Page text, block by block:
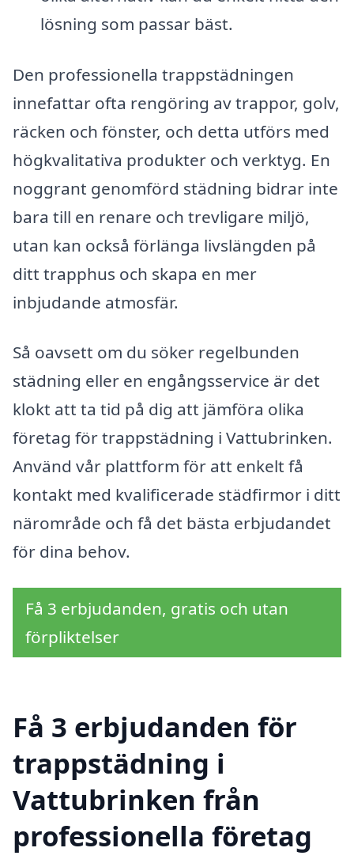
lösning som passar bäst.
Den professionella trappstädningen
innefattar ofta rengöring av trappor, golv,
räcken och fönster, och detta utförs med
högkvalitativa produkter och verktyg. En
noggrant genomförd städning bidrar inte
bara till en renare och trevligare miljö,
utan kan också förlänga livslängden på
ditt trapphus och skapa en mer
inbjudande atmosfär.
Så oavsett om du söker regelbunden
städning eller en engångsservice är det
klokt att ta tid på dig att jämföra olika
företag för trappstädning i Vattubrinken.
Använd vår plattform för att enkelt få
kontakt med kvalificerade städfirmor i ditt
närområde och få det bästa erbjudandet
för dina behov.
Få 3 erbjudanden, gratis och utan
förpliktelser
Få 3 erbjudanden för
trappstädning i
Vattubrinken från
professionella företag